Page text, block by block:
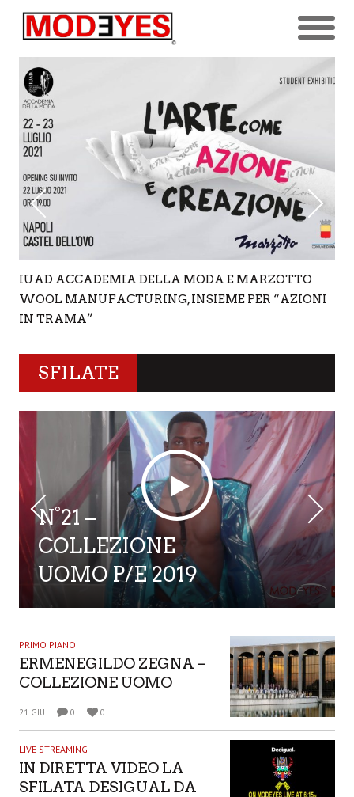
IUAD ACCADEMIA DELLA MODA E MARZOTTO
WOOL MANUFACTURING, INSIEME PER “AZIONI
IN TRAMA”
SFILATE
N°21 –
COLLEZIONE
UOMO P/E 2019
PRIMO PIANO
ERMENEGILDO ZEGNA –
COLLEZIONE UOMO
21 GIU 0 0
LIVE STREAMING
IN DIRETTA VIDEO LA
SFILATA DESIGUAL DA